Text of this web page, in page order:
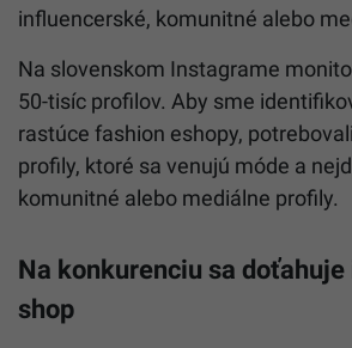
influencerské, komunitné alebo
Na slovenskom Instagrame
50-tisíc profilov. Aby sme
rastúce fashion eshopy,
profily, ktoré sa venujú móde a
komunitné alebo mediálne profily.
Na konkurenciu sa doťahuje
shop